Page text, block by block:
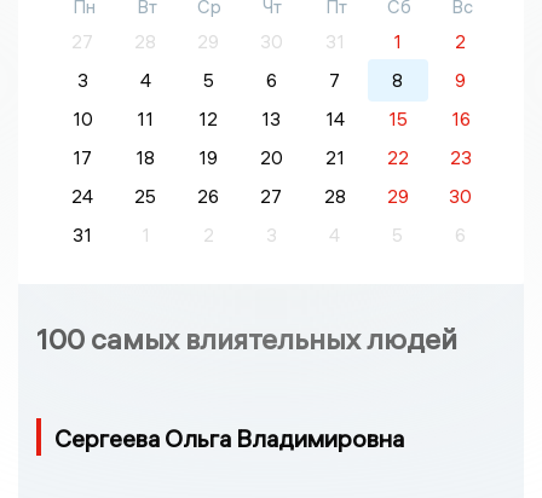
Пн Вт Ср Чт Пт Сб
Вс
27
28 29 30 31 1
2
3
4 5 6 7 8
9
10
11 12 13 14 15
16
17
18 19 20 21 22
23
24
25 26 27 28 29
30
31
1 2 3 4 5 6
100 самых влиятельных людей
Сергеева Ольга Владимировна